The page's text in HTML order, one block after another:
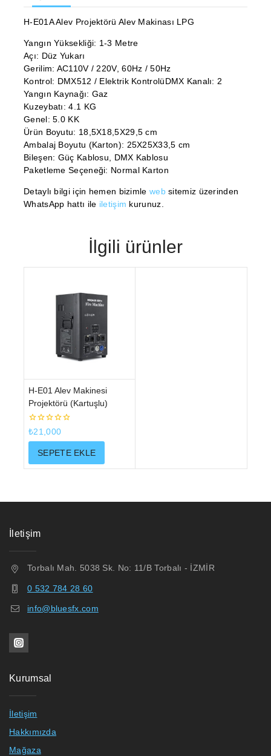
H-E01A Alev Projektörü Alev Makinası LPG
Yangın Yüksekliği: 1-3 Metre
Açı: Düz Yukarı
Gerilim: AC110V / 220V, 60Hz / 50Hz
Kontrol: DMX512 / Elektrik KontrolüDMX Kanalı: 2
Yangın Kaynağı: Gaz
Kuzeybatı: 4.1 KG
Genel: 5.0 KK
Ürün Boyutu: 18,5X18,5X29,5 cm
Ambalaj Boyutu (Karton): 25X25X33,5 cm
Bileşen: Güç Kablosu, DMX Kablosu
Paketleme Seçeneği: Normal Karton
Detaylı bilgi için hemen bizimle websitemiz üzerinden
WhatsApp hattı ile iletişim kurunuz.
İlgili ürünler
H-E01 Alev Makinesi
Projektörü (Kartuşlu)
0
₺21,000
SEPETE EKLE
İletişim
Torbalı Mah. 5038 Sk. No: 11/B Torbalı - İZMİR
0 532 784 28 60
info@bluesfx.com
Kurumsal
İletişim
Hakkımızda
Mağaza